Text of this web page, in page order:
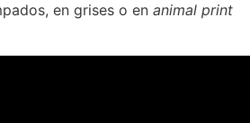
en grises o en animal print